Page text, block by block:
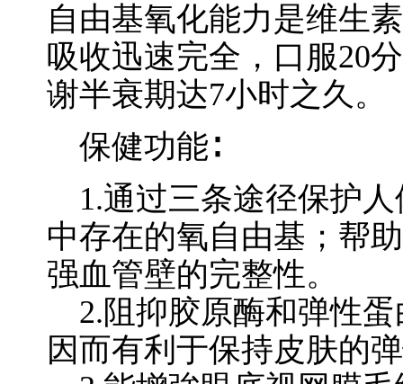
自由基氧化能力是维生
吸收迅速完全，口服20
谢半衰期达7小时之久。
保健功能∶
1.通过三条途径保护人
中存在的氧自由基；帮
强血管壁的完整性。
2.阻抑胶原酶和弹性蛋
因而有利于保持皮肤的